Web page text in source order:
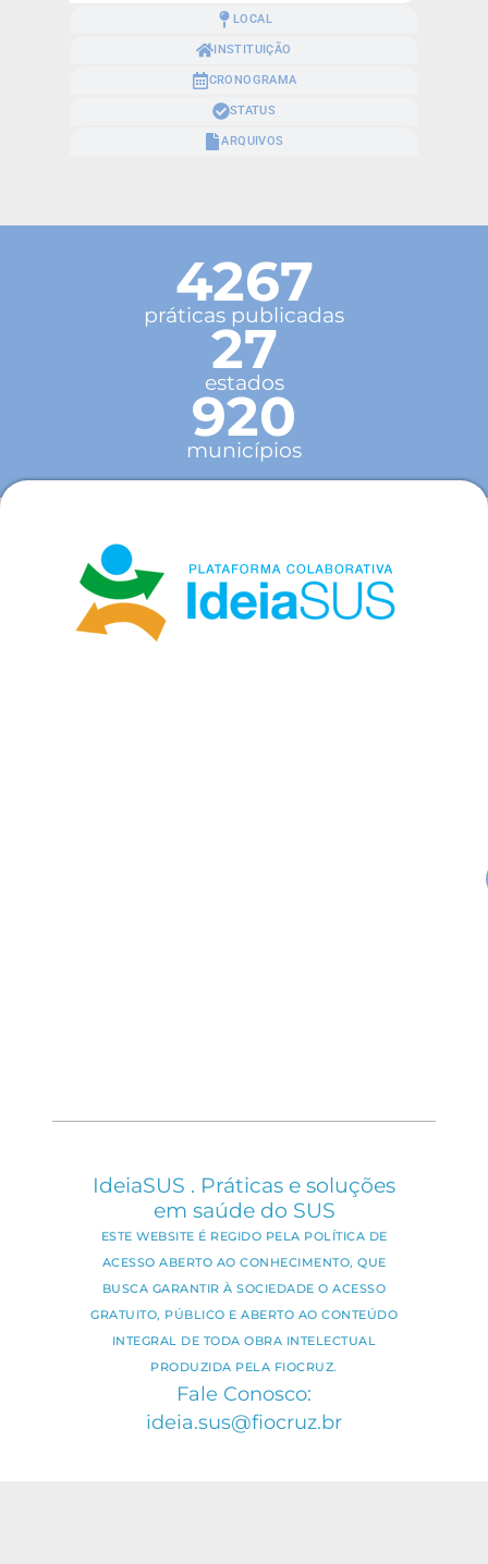
LOCAL
INSTITUIÇÃO
CRONOGRAMA
STATUS
ARQUIVOS
4267
práticas publicadas
27
estados
920
municípios
IdeiaSUS . Práticas e soluções
em saúde do SUS
ESTE WEBSITE É REGIDO PELA POLÍTICA DE
ACESSO ABERTO AO CONHECIMENTO, QUE
BUSCA GARANTIR À SOCIEDADE O ACESSO
GRATUITO, PÚBLICO E ABERTO AO CONTEÚDO
INTEGRAL DE TODA OBRA INTELECTUAL
PRODUZIDA PELA FIOCRUZ.
Fale Conosco:
ideia.sus@fiocruz.br